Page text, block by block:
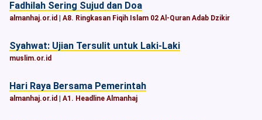
Fadhilah Sering Sujud dan Doa
almanhaj.or.id A8. Ringkasan Fiqih Islam 02 Al-Quran Adab Dzikir
Syahwat: Ujian Tersulit untuk Laki-Laki
muslim.or.id
Hari Raya Bersama Pemerintah
almanhaj.or.id A1. Headline Almanhaj